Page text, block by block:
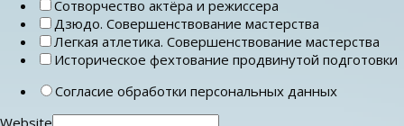
Сотворчество актёра и режиссера
Дзюдо. Совершенствование мастерства
Легкая атлетика. Совершенствование мастерства
Историческое фехтование продвинутой подготовки
Согласие обработки персональных данных
Website